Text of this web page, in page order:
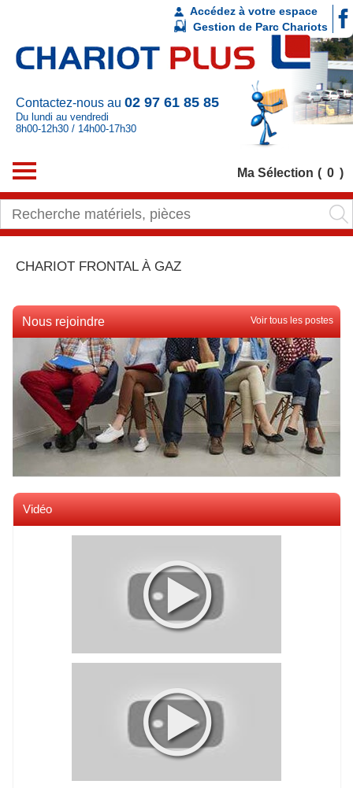
Contactez-nous au 02 97 61 85 85
Du lundi au vendredi
8h00-12h30 / 14h00-17h30
Accédez à votre espace
Gestion de Parc Chariots
Ma Sélection 0
CHARIOT FRONTAL À GAZ
Nous rejoindre Voir tous les postes
Vidéo